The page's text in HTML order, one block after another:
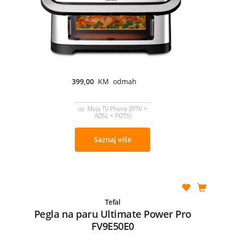
399,00 KM odmah
uz Moja TV Phone (IPTV +
ADSL + POTS)
Saznaj više
Tefal
Pegla na paru Ultimate Power Pro
FV9E50E0